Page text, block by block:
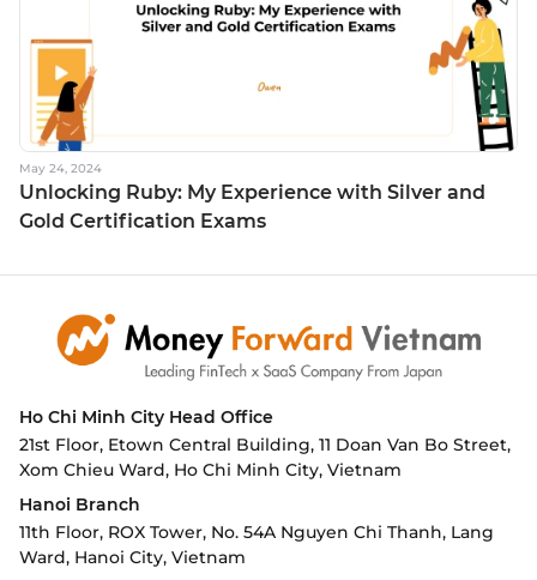
May 24, 2024
Unlocking Ruby: My Experience with Silver and
Gold Certification Exams
Ho Chi Minh City Head Office
21st Floor, Etown Central Building, 11 Doan Van Bo Street,
Xom Chieu Ward, Ho Chi Minh City, Vietnam
Hanoi Branch
11th Floor, ROX Tower, No. 54A Nguyen Chi Thanh, Lang
Ward, Hanoi City, Vietnam